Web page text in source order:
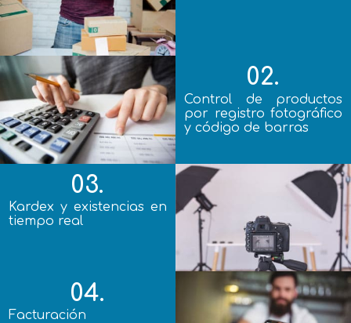
02.
Control de productos
por registro fotográfico
y código de barras
03.
Kardex y existencias en
tiempo real
04.
Facturación